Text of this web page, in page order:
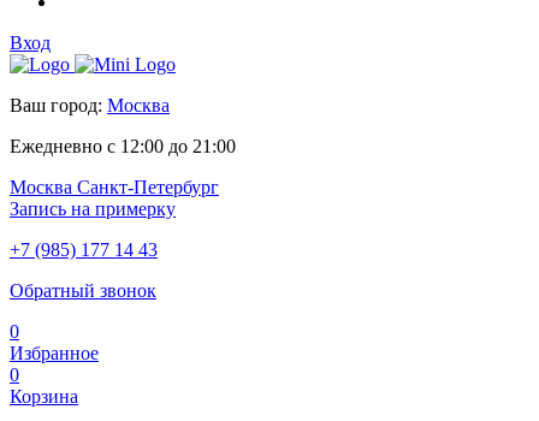
Вход
Ваш город: Москва
Ежедневно с 12:00 до 21:00
Москва Санкт-Петербург
Запись на примерку
+7 (985) 177 14 43
Обратный звонок
0
Избранное
0
Корзина